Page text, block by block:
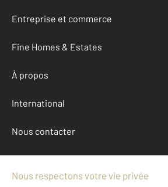
Entreprise et commerce
Fine Homes & Estates
À propos
International
Nous contacter
Mentions légales & CGU et